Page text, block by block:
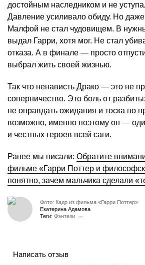
достойным наследником и не
Давление усиливало обиду. Но
Малфой не стал чудовищем. В
выдал Гарри, хотя мог. Не стал
отказа. А в финале — просто
выбрал жить своей жизнью.
Так что ненависть Драко — это не
соперничество. Это боль от
не оправдать ожидания и тоска по
возможно, именно поэтому он —
и честных героев всей саги.
Ранее мы писали: Обратите
фильме «Гарри Поттер и
понятно, зачем мальчика сделали
Фото: Кадр из фильма «Гарри Поттер»
Екатерина Адамова
Теги: Фэнтези
Написать отзыв